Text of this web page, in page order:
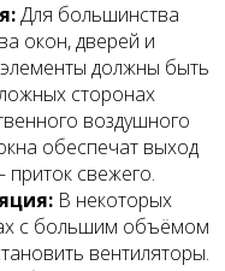
Для большинства
окон, дверей и
должны быть
сторонах
воздушного
обеспечат выход
приток свежего.
В некоторых
с большим объёмом
вентиляторы.